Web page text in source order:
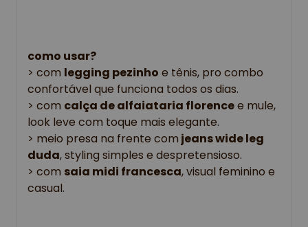
como usar?
> com legging pezinho e tênis, pro combo
confortável que funciona todos os dias.
> com calça de alfaiataria florencee mule,
look leve com toque mais elegante.
> meio presa na frente com jeans wide leg
duda, styling simples e despretensioso.
> com saia midi francesca, visual feminino e
casual.